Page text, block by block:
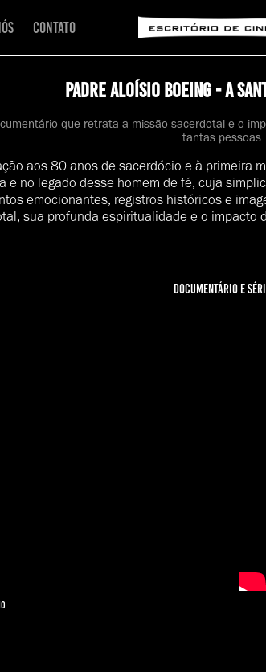
Contato
Padre Aloísio Boeing - A
que retrata a missão sacerdotal e o
tantas pessoas
aos 80 anos de sacerdócio e à primeira
e no legado desse homem de fé, cuja
emocionantes, registros históricos e
sua profunda espiritualidade e o impacto
documentário e